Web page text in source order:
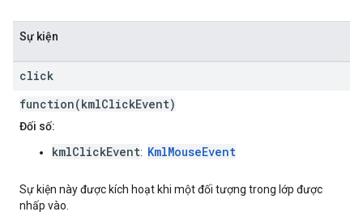
Sự kiện
click
function(kmlClickEvent)
Đối số:
kmlClickEvent: KmlMouseEvent
Sự kiện này được kích hoạt khi một đối tượng trong lớp được
nhấp vào.